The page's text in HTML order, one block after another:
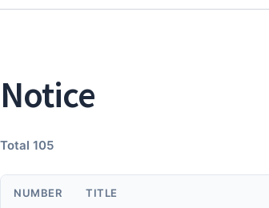
Notice
Total 105
NUMBER TITLE